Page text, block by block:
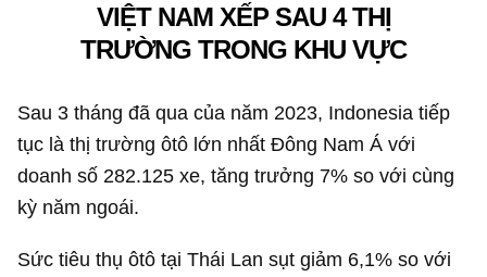
VIỆT NAM XẾP SAU 4 THỊ
TRƯỜNG TRONG KHU VỰC
Sau 3 tháng đã qua của năm 2023, Indonesia tiếp
tục là thị trường ôtô lớn nhất Đông Nam Á với
doanh số 282.125 xe, tăng trưởng 7% so với cùng
kỳ năm ngoái.
Sức tiêu thụ ôtô tại Thái Lan sụt giảm 6,1% so với